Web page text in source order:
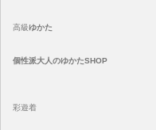
高級ゆかた
個性派大人のゆかたSHOP
彩遊着